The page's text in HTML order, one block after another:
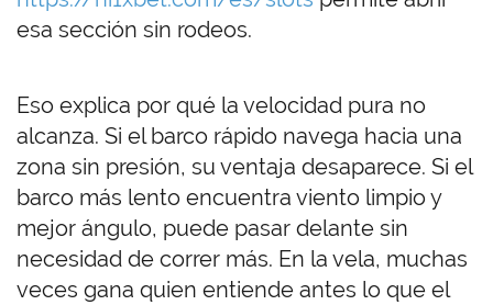
esa sección sin rodeos.
Eso explica por qué la velocidad pura no
alcanza. Si el barco rápido navega hacia una
zona sin presión, su ventaja desaparece. Si el
barco más lento encuentra viento limpio y
mejor ángulo, puede pasar delante sin
necesidad de correr más. En la vela, muchas
veces gana quien entiende antes lo que el